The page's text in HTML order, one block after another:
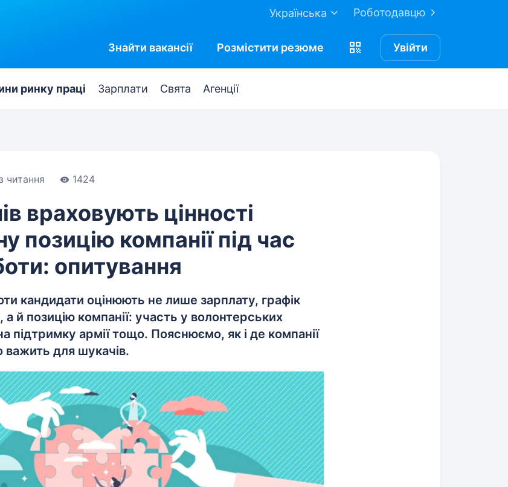
Роботодавцю
Українська
Знайти вакансії Розмістити резюме Увійти
ринку праці Зарплати Свята Агенції
читання 1424
враховують цінності
позицію компанії під час
опитування
кандидати оцінюють не лише зарплату, графік
а й позицію компанії: участь у волонтерських
підтримку армії тощо. Пояснюємо, як і де компанії
для шукачів.